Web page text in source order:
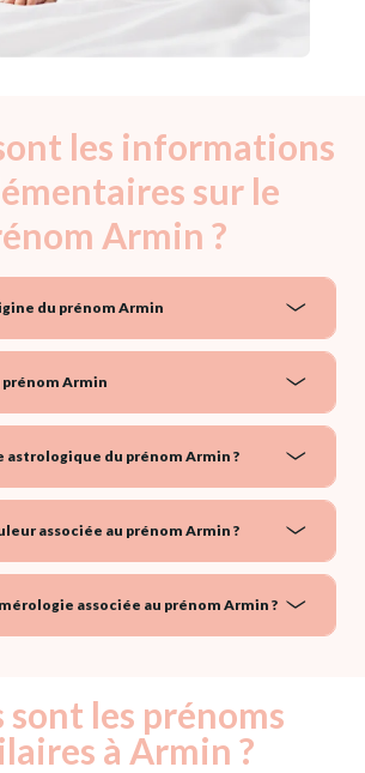
les informations
sur le
Armin ?
du prénom Armin
Armin
astrologique du prénom Armin ?
associée au prénom Armin ?
associée au prénom Armin ?
sont les prénoms
à Armin ?